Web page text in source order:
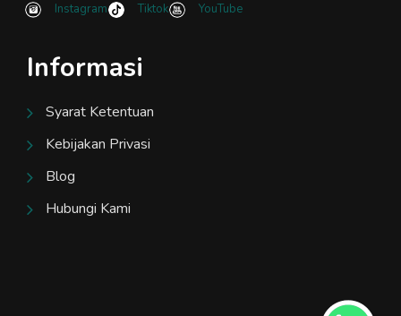
Instagram Tiktok YouTube
Informasi
Syarat Ketentuan
Kebijakan Privasi
Blog
Hubungi Kami